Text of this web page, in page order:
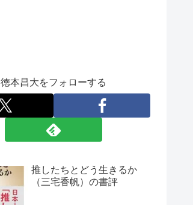
徳本昌大をフォローする
推したちとどう生きるか
（三宅香帆）の書評